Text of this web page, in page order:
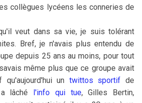
collègues lycéens les conneries de
veut dans sa vie, je suis tolérant
Bref, je n'avais plus entendu de
depuis 25 ans au moins, pour tout
même plus que ce groupe avait
un twittos sportif de
lâché l'info qui tue, Gilles Bertin,